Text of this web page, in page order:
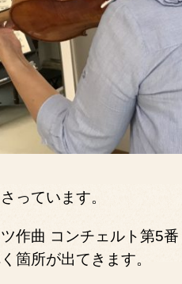
っています。
作曲 コンチェルト第5
箇所が出てきます。